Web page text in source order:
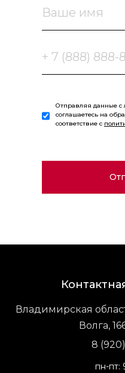
Отправляя данные с
соглашаетесь на
соответствие с
Владимирская
Волга,
8
пн-пт: